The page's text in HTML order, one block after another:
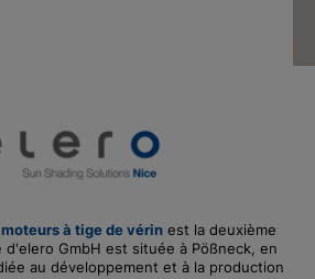
à tige de vérinest la deuxième
d'elero GmbH est située à Pößneck, en
au développement et à la production